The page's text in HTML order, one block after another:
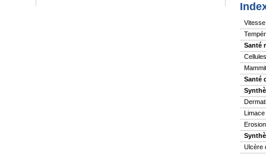
Santé
Cellules
Santé
Limace
Erosion
Ulcère